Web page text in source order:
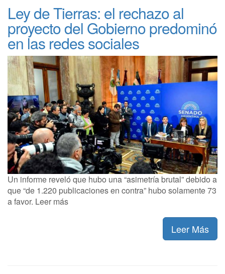
Ley de Tierras: el rechazo al
proyecto del Gobierno predominó
en las redes sociales
Un informe reveló que hubo una “asimetría brutal” debido a
que “de 1.220 publicaciones en contra” hubo solamente 73
a favor. Leer más
Leer Más